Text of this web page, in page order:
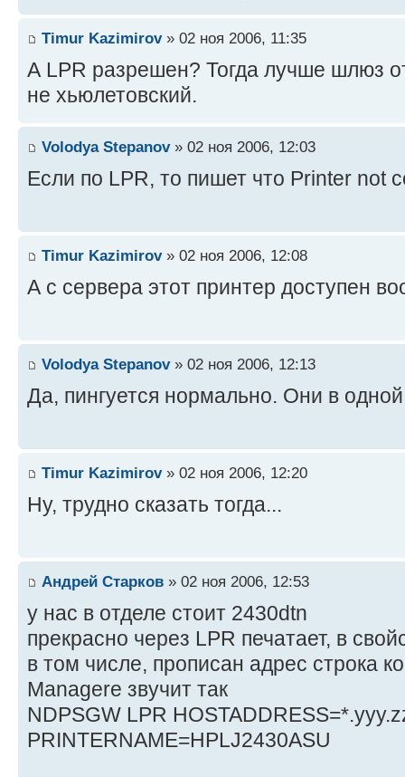
Timur Kazimirov» 02 ноя 2006, 11:35
А LPR разрешен? Тогда лучше шлюз
не хьюлетовский.
Volodya Stepanov» 02 ноя 2006, 12:03
Если по LPR, то пишет что Printer not
Timur Kazimirov» 02 ноя 2006, 12:08
А с сервера этот принтер доступен
Volodya Stepanov» 02 ноя 2006, 12:13
Да, пингуется нормально. Они в
Timur Kazimirov» 02 ноя 2006, 12:20
Ну, трудно сказать тогда...
Андрей Старков » 02 ноя 2006, 12:53
у нас в отделе стоит 2430dtn
прекрасно через LPR печатает, в
в том числе, прописан адрес строка
Managere звучит так
NDPSGW LPR
PRINTERNAME=HPLJ2430ASU